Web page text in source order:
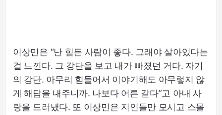
이상민은 “난 힘든 사람이 좋다. 그래야 살아있다는
걸 느낀다. 그 강단을 보고 내가 빠졌던 거다. 자기
의 강단. 아무리 힘들어서 이야기해도 아무렇지 않
게 해답을 내주니까. 나보다 어른 같다”고 아내 사
랑을 드러냈다. 또 이상민은 지인들만 모시고 스몰